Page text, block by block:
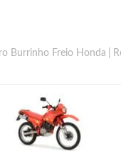
Burrinho Freio Honda